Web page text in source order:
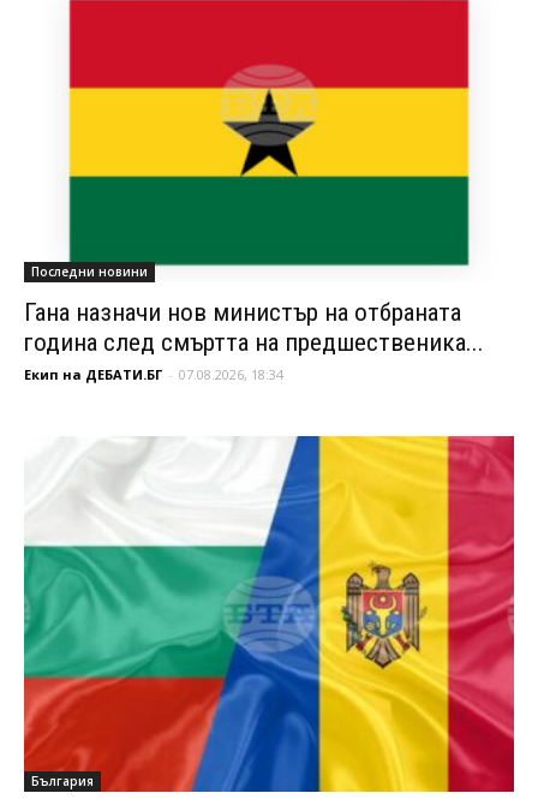
Последни новини
Гана назначи нов министър на отбраната
година след смъртта на предшественика...
Екип на ДЕБАТИ.БГ - 07.08.2026, 18:34
България